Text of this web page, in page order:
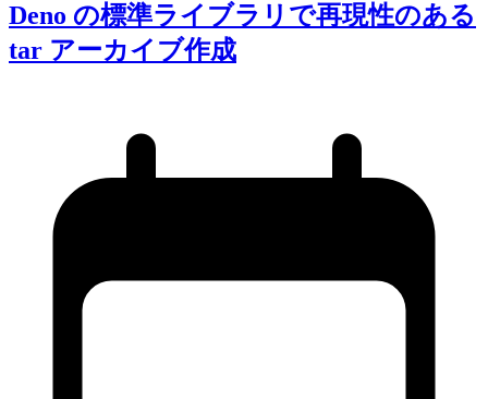
Deno の標準ライブラリで再現性のある
tar アーカイブ作成